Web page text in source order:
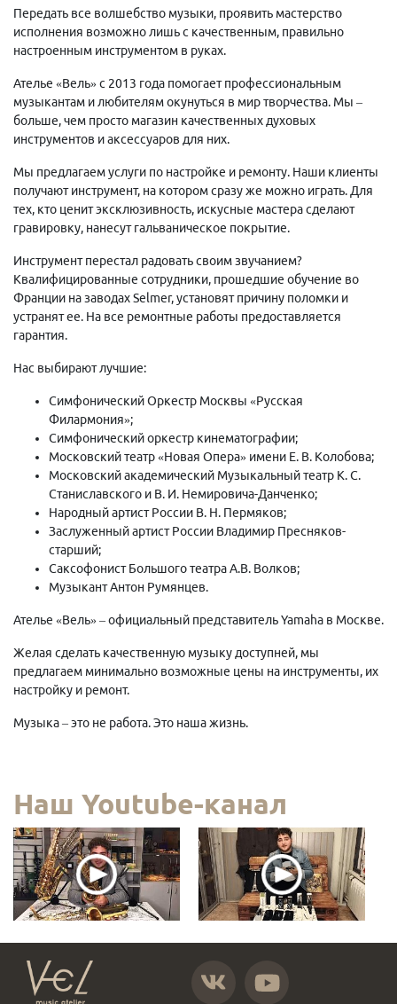
Передать все волшебство музыки, проявить мастерство
исполнения возможно лишь с качественным, правильно
настроенным инструментом в руках.
Ателье «Вель» с 2013 года помогает профессиональным
музыкантам и любителям окунуться в мир творчества. Мы –
больше, чем просто магазин качественных духовых
инструментов и аксессуаров для них.
Мы предлагаем услуги по настройке и ремонту. Наши клиенты
получают инструмент, на котором сразу же можно играть. Для
тех, кто ценит эксклюзивность, искусные мастера сделают
гравировку, нанесут гальваническое покрытие.
Инструмент перестал радовать своим звучанием?
Квалифицированные сотрудники, прошедшие обучение во
Франции на заводах Selmer, установят причину поломки и
устранят ее. На все ремонтные работы предоставляется
гарантия.
Нас выбирают лучшие:
Симфонический Оркестр Москвы «Русская
Филармония»;
Симфонический оркестр кинематографии;
Московский театр «Новая Опера» имени Е. В. Колобова;
Московский академический Музыкальный театр К. С.
Станиславского и В. И. Немировича-Данченко;
Народный артист России В. Н. Пермяков;
Заслуженный артист России Владимир Пресняков-
старший;
Саксофонист Большого театра А.В. Волков;
Музыкант Антон Румянцев.
Ателье «Вель» – официальный представитель Yamaha в Москве.
Желая сделать качественную музыку доступней, мы
предлагаем минимально возможные цены на инструменты, их
настройку и ремонт.
Музыка – это не работа. Это наша жизнь.
Наш Youtube-канал